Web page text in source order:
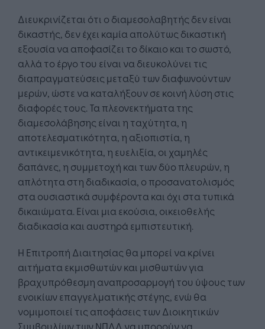
Διευκρινίζεται ότι ο διαμεσολαβητής δεν είναι
δικαστής, δεν έχει καμία απολύτως δικαστική
εξουσία να αποφασίζει το δίκαιο και το σωστό,
αλλά το έργο του είναι να διευκολύνει τις
διαπραγματεύσεις μεταξύ των διαφωνούντων
μερών, ώστε να καταλήξουν σε κοινή λύση στις
διαφορές τους. Τα πλεονεκτήματα της
διαμεσολάβησης είναι η ταχύτητα, η
αποτελεσματικότητα, η αξιοπιστία, η
αντικειμενικότητα, η ευελιξία, οι χαμηλές
δαπάνες, η συμμετοχή και των δύο πλευρών, η
απλότητα στη διαδικασία, ο προσανατολισμός
στα ουσιαστικά συμφέροντα και όχι στα τυπικά
δικαιώματα. Είναι μια εκούσια, οικειοθελής
διαδικασία και αυστηρά εμπιστευτική.
Η Επιτροπή Διαιτησίας θα μπορεί να κρίνει
αιτήματα εκμισθωτών και μισθωτών για
βραχυπρόθεσμη αναπροσαρμογή του ύψους των
ενοικίων επαγγελματικής στέγης, ενώ θα
νομιμοποιεί τις αποφάσεις των Διοικητικών
Συμβουλίων των ΝΠΔΔ να μπορούν να